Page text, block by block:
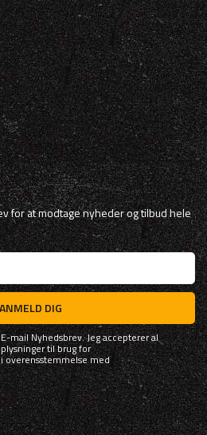
for at modtage nyheder og tilbud hele
ANMELD DIG
mail Nyhedsbrev. Jeg accepterer al
til brug for
overensstemmelse med